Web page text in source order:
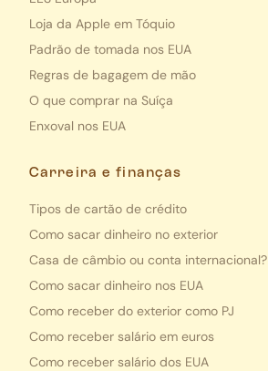
Loja da Apple em Tóquio
Padrão de tomada nos EUA
Regras de bagagem de mão
O que comprar na Suíça
Enxoval nos EUA
Carreira e finanças
Tipos de cartão de crédito
Como sacar dinheiro no exterior
Casa de câmbio ou conta internacional?
Como sacar dinheiro nos EUA
Como receber do exterior como PJ
Como receber salário em euros
Como receber salário dos EUA